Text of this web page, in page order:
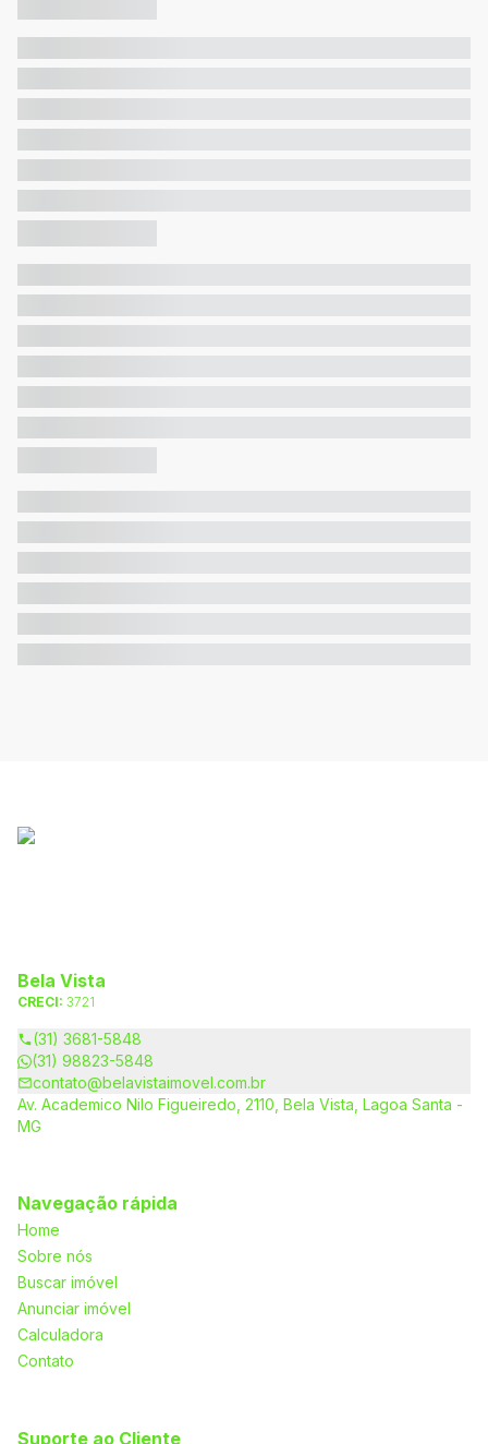
Bela Vista
CRECI: 3721
(31) 3681-5848
(31) 98823-5848
contato@belavistaimovel.com.br
Av. Academico Nilo Figueiredo, 2110, Bela Vista, Lagoa Santa -
MG
Navegação rápida
Home
Sobre nós
Buscar imóvel
Anunciar imóvel
Calculadora
Contato
Suporte ao Cliente